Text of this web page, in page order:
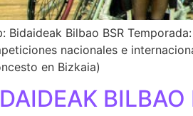
Bidaideak Bilbao BSR
nacionales e
en Bizkaia)